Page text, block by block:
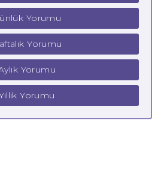
Yorumu
Yorumu
Yorumu
Yorumu